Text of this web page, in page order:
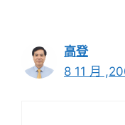
高登
8 11 月